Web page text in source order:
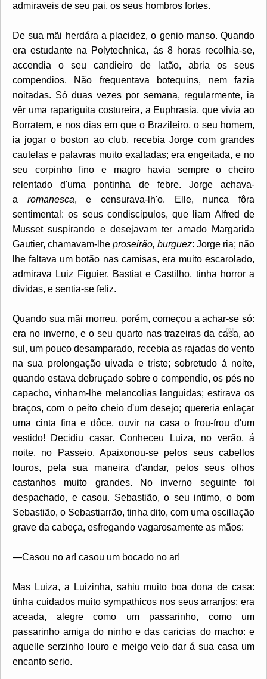
admiraveis de seu pai, os seus hombros fortes.
De sua mãi herdára a placidez, o genio manso. Quando
era estudante na Polytechnica, ás 8 horas recolhia-se,
accendia o seu candieiro de latão, abria os seus
compendios. Não frequentava botequins, nem fazia
noitadas. Só duas vezes por semana, regularmente, ia
vêr uma rapariguita costureira, a Euphrasia, que vivia ao
Borratem, e nos dias em que o Brazileiro, o seu homem,
ia jogar o boston ao club, recebia Jorge com grandes
cautelas e palavras muito exaltadas; era engeitada, e no
seu corpinho fino e magro havia sempre o cheiro
relentado d'uma pontinha de febre. Jorge achava-
a romanesca, e censurava-lh'o. Elle, nunca fôra
sentimental: os seus condiscipulos, que liam Alfred de
Musset suspirando e desejavam ter amado Margarida
Gautier, chamavam-lhe proseirão, burguez: Jorge ria; não
lhe faltava um botão nas camisas, era muito escarolado,
admirava Luiz Figuier, Bastiat e Castilho, tinha horror a
dividas, e sentia-se feliz.
Quando sua mãi morreu, porém, começou a achar-se só:
era no inverno, e o seu quarto nas trazeiras
[9]
da casa, ao
sul, um pouco desamparado, recebia as rajadas do vento
na sua prolongação uivada e triste; sobretudo á noite,
quando estava debruçado sobre o compendio, os pés no
capacho, vinham-lhe melancolias languidas; estirava os
braços, com o peito cheio d'um desejo; quereria enlaçar
uma cinta fina e dôce, ouvir na casa o frou-frou d'um
vestido! Decidiu casar. Conheceu Luiza, no verão, á
noite, no Passeio. Apaixonou-se pelos seus cabellos
louros, pela sua maneira d'andar, pelos seus olhos
castanhos muito grandes. No inverno seguinte foi
despachado, e casou. Sebastião, o seu intimo, o bom
Sebastião, o Sebastiarrão, tinha dito, com uma oscillação
grave da cabeça, esfregando vagarosamente as mãos:
—Casou no ar! casou um bocado no ar!
Mas Luiza, a Luizinha, sahiu muito boa dona de casa:
tinha cuidados muito sympathicos nos seus arranjos; era
aceada, alegre como um passarinho, como um
passarinho amiga do ninho e das caricias do macho: e
aquelle serzinho louro e meigo veio dar á sua casa um
encanto serio.